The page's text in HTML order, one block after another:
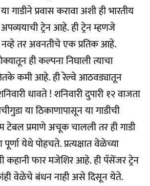
गाडीने प्रवास करावा अशी ही भारतीय
ट्रेन आहे. ही ट्रेन म्हणजे
नव्हे तर अवनतीचे एक प्रतिक आहे.
ही कल्पना निघाली त्याचा
कमी आहे. ही रेल्वे आठवड्यातून
धावते ! शनिवारी दुपारी १२ वाजता
या ठिकाणापासून या गाडीची
टेबल प्रमाणे अचूक चालली तर ही गाडी
पूर्णा येथे पोहचते. प्रत्यक्षात वेळेच्या
कहानी फार मजेशिर आहे. ही पॅसेंजर ट्रेन
वेळेचे बंधन नाही असे दिसून येते.